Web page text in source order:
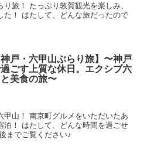
旅！ たっぷり敦賀観光を楽しみ、
た！ はたして、どんな旅だったので
神戸・六甲山ぶらり旅】〜神戸
ごす上質な休日。エクシブ六
美食の旅〜
山！ 南京町グルメをいただいたあ
泊！ はたして、どんな時間を過ごせ
までご覧ください♪